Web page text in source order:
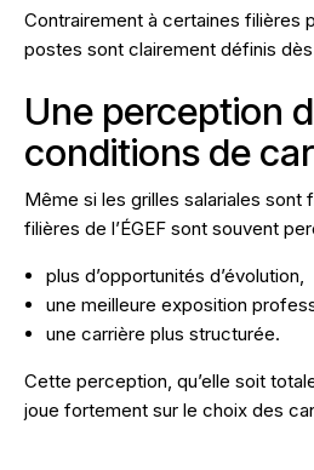
Contrairement à certaines filières
postes sont clairement définis
Une perception
conditions de
Même si les grilles salariales sont
filières de l’ÉGEF sont souvent
plus d’opportunités d’évolution,
une meilleure exposition
une carrière plus structurée.
Cette perception, qu’elle soit
joue fortement sur le choix des